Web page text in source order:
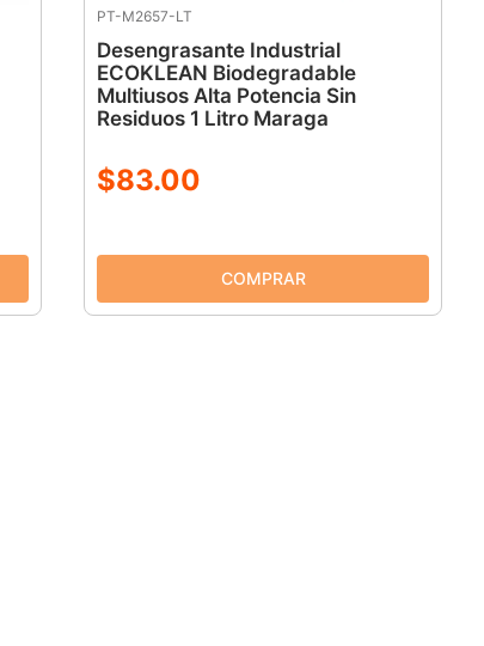
PT-M2657-LT
Desengrasante Industrial
ECOKLEAN Biodegradable
Multiusos Alta Potencia Sin
Residuos 1 Litro Maraga
$83.00